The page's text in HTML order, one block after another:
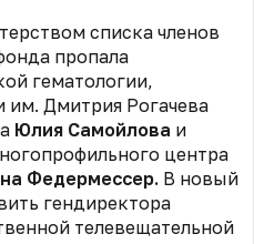
списка членов
пропала
гематологии,
им. Дмитрия Рогачева
Юлия Самойлова и
центра
Федермессер. В новый
гендиректора
телевещательной